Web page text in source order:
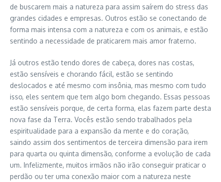
de buscarem mais a natureza para assim saírem do stress das
grandes cidades e empresas. Outros estão se conectando de
forma mais intensa com a natureza e com os animais, e estão
sentindo a necessidade de praticarem mais amor fraterno.
Já outros estão tendo dores de cabeça, dores nas costas,
estão sensíveis e chorando fácil, estão se sentindo
deslocados e até mesmo com insônia, mas mesmo com tudo
isso, eles sentem que tem algo bom chegando. Essas pessoas
estão sensíveis porque, de certa forma, elas fazem parte desta
nova fase da Terra. Vocês estão sendo trabalhados pela
espiritualidade para a expansão da mente e do coração,
saindo assim dos sentimentos de terceira dimensão para irem
para quarta ou quinta dimensão, conforme a evolução de cada
um. Infelizmente, muitos irmãos não irão conseguir praticar o
perdão ou ter uma conexão maior com a natureza neste